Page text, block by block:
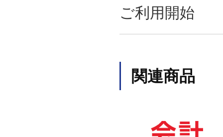
ご利用開始
関連商品